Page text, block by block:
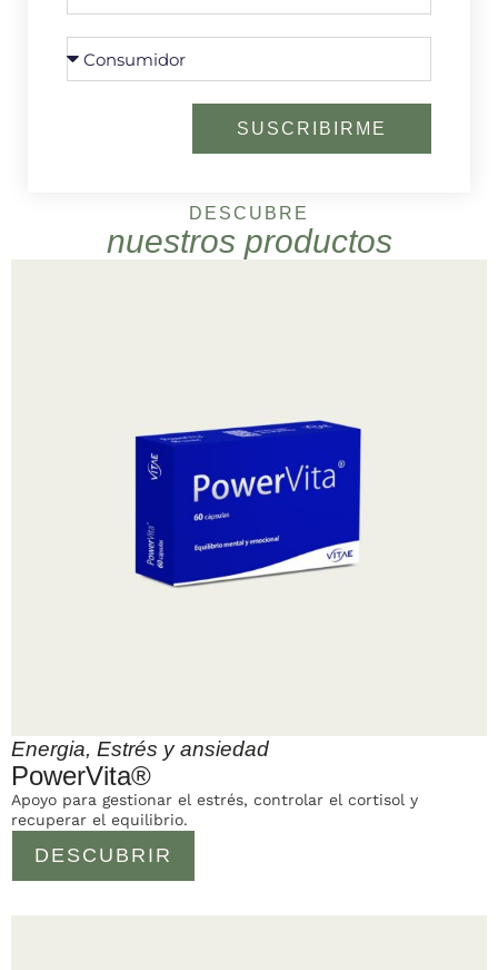
SUSCRIBIRME
DESCUBRE
nuestros productos
Energia, Estrés y ansiedad
PowerVita®
DESCUBRIR
Apoyo para gestionar el estrés, controlar el cortisol y
recuperar el equilibrio.